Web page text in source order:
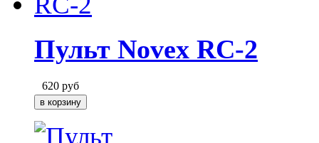
Пульт Novex RC-2
620 руб